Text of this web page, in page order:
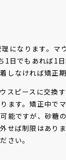
になります。
日でもあれば1日
しなければ矯正
スピースに交換
ます。矯正中で
能ですが、砂糖
せば制限はありま
さい。